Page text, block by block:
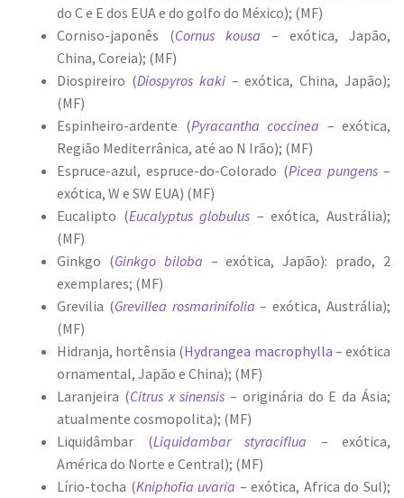
do C e E dos EUA e do golfo do México); (MF)
Corniso-japonês (Cornus kousa – exótica, Japão,
China, Coreia); (MF)
Diospireiro (Diospyros kaki– exótica, China, Japão);
(MF)
Espinheiro-ardente (Pyracantha coccinea – exótica,
Região Mediterrânica, até ao N Irão); (MF)
Espruce-azul, espruce-do-Colorado (Picea pungens–
exótica, W e SW EUA) (MF)
Eucalipto (Eucalyptus globulus – exótica, Austrália);
(MF)
Ginkgo (Ginkgo biloba – exótica, Japão): prado, 2
exemplares; (MF)
Grevilia (Grevillea rosmarinifolia – exótica, Austrália);
(MF)
Hidranja, hortênsia (Hydrangea macrophylla – exótica
ornamental, Japão e China); (MF)
Laranjeira (Citrus x sinensis – originária do E da Ásia;
atualmente cosmopolita); (MF)
Liquidâmbar (Liquidambar styraciflua – exótica,
América do Norte e Central); (MF)
Lírio-tocha (Kniphofia uvaria – exótica, Africa do Sul);